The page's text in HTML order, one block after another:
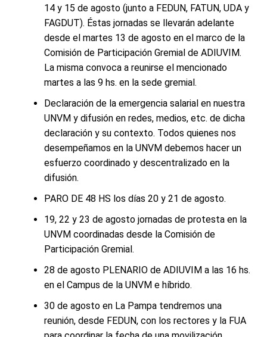
14 y 15 de agosto (junto a FEDUN, FATUN, UDA y
FAGDUT). Éstas jornadas se llevarán adelante
desde el martes 13 de agosto en el marco de la
Comisión de Participación Gremial de ADIUVIM.
La misma convoca a reunirse el mencionado
martes a las 9 hs. en la sede gremial.
Declaración de la emergencia salarial en nuestra
UNVM y difusión en redes, medios, etc. de dicha
declaración y su contexto. Todos quienes nos
desempeñamos en la UNVM debemos hacer un
esfuerzo coordinado y descentralizado en la
difusión.
PARO DE 48 HS los días 20 y 21 de agosto.
19, 22 y 23 de agosto jornadas de protesta en la
UNVM coordinadas desde la Comisión de
Participación Gremial.
28 de agosto PLENARIO de ADIUVIM a las 16 hs.
en el Campus de la UNVM e híbrido.
30 de agosto en La Pampa tendremos una
reunión, desde FEDUN, con los rectores y la FUA